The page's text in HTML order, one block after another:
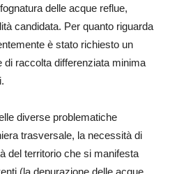
delle acque reflue,
candidata. Per quanto riguarda
è stato richiesto un
di raccolta differenziata minima
diverse problematiche
trasversale, la necessità di
del territorio che si manifesta
(la depurazione delle acque